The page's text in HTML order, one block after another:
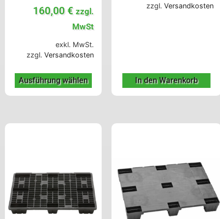
160,00 € zzgl.
MwSt
exkl. MwSt.
zzgl. Versandkosten
Ausführung wählen
zzgl. Versandkosten
In den Warenkorb